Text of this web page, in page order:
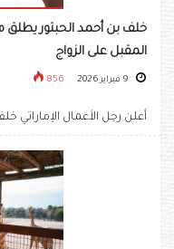
خلف بن أحمد الحبتور يطلق
المقبل على الزواج
856
أعلن رجل الأعمال الإماراتي